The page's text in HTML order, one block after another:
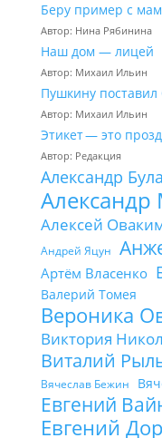
Беру пример с
Автор: Нина Рябинина
Наш дом — лицей
Автор: Михаил Ильин
Пушкину
Автор: Михаил Ильин
Этикет — это
Автор: Редакция
Александр
Алексей
Андрей Яцун
Артём Власенко
Валерий Томея
Вероника
Виктория
Виталий
Вячеслав Бежин
Евгений
Евгений